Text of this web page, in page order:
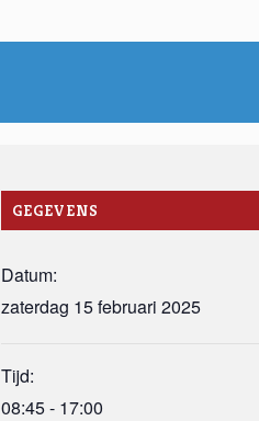
GEGEVENS
Datum:
zaterdag 15 februari 2025
Tijd:
08:45 - 17:00